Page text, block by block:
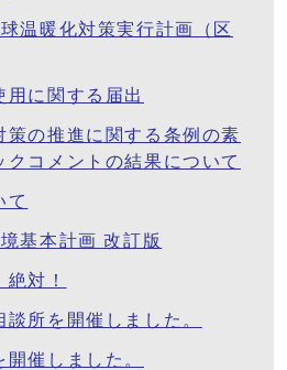
温暖化対策実行計画（区
用に関する届出
策の推進に関する条例の素
クコメントの結果について
て
基本計画 改訂版
対！
所を開催しました。
催しました。